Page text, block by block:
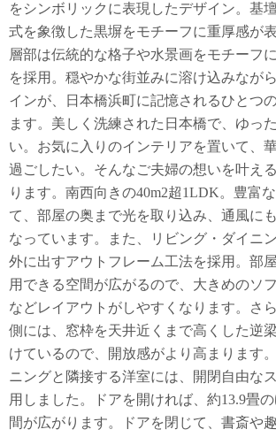
をシンボリックに表現したデザイン。基
式を象徴した黒塀をモチーフに重厚感が
層部は伝統的な格子や水景画をモチーフ
を採用。穏やかな街並みに溶け込みなが
インが、日本橋浜町に記憶されるひとつ
ます。美しく洗練された日本橋で、ゆっ
い。お気に入りのインテリアを置いて、
過ごしたい。そんなご夫婦の想いを叶え
ります。南西向きの40m2超1LDK。豊富
て、部屋の奥まで光を取り込み、通風に
なっています。また、リビング・ダイニ
外に出すアウトフレーム工法を採用。部
用できる空間が広がるので、大きめのソ
などレイアウトがしやすくなります。さ
側には、窓枠を天井近くまで高くした逆
けているので、開放感がより高まります
ニングと隣接する洋室には、開閉自由な
用しました。ドアを開ければ、約13.9畳
間が広がります。ドアを閉じて、書斎や